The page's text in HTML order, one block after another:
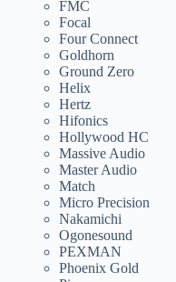
FMC
Focal
Four Connect
Goldhorn
Ground Zero
Helix
Hertz
Hifonics
Hollywood HC
Massive Audio
Master Audio
Match
Micro Precision
Nakamichi
Ogonesound
PEXMAN
Phoenix Gold